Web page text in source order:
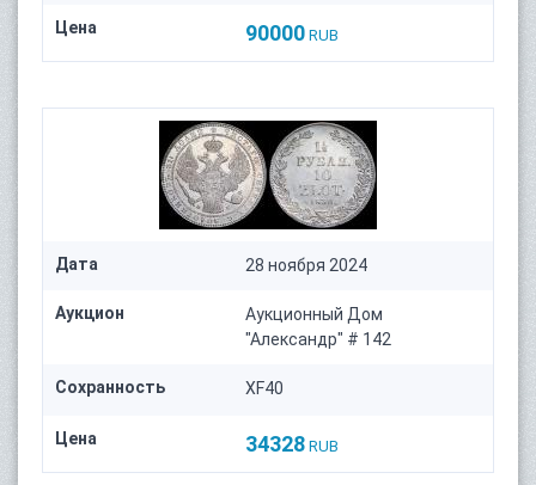
Цена 90000 RUB
Дата 28 ноября 2024
Аукцион
Аукционный Дом
"Александр" # 142
Сохранность XF40
Цена 34328 RUB